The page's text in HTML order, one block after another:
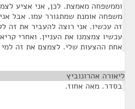
וממשפחה מאמצת. לכן, אני אציע
משפחה אומנת שמתגורר עמו. אבל
זה עכשיו. אני רוצה להעביר את זה
עכשיו צמצמנו את העניין. ואחרי
אחת ההצעות שלי. לצמצם את זה למי
ליאורה אהרונוביץ
בסדר. מאה אחוז.